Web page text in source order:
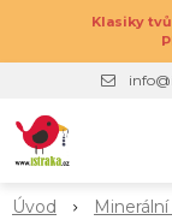
Klasiky
Úvod